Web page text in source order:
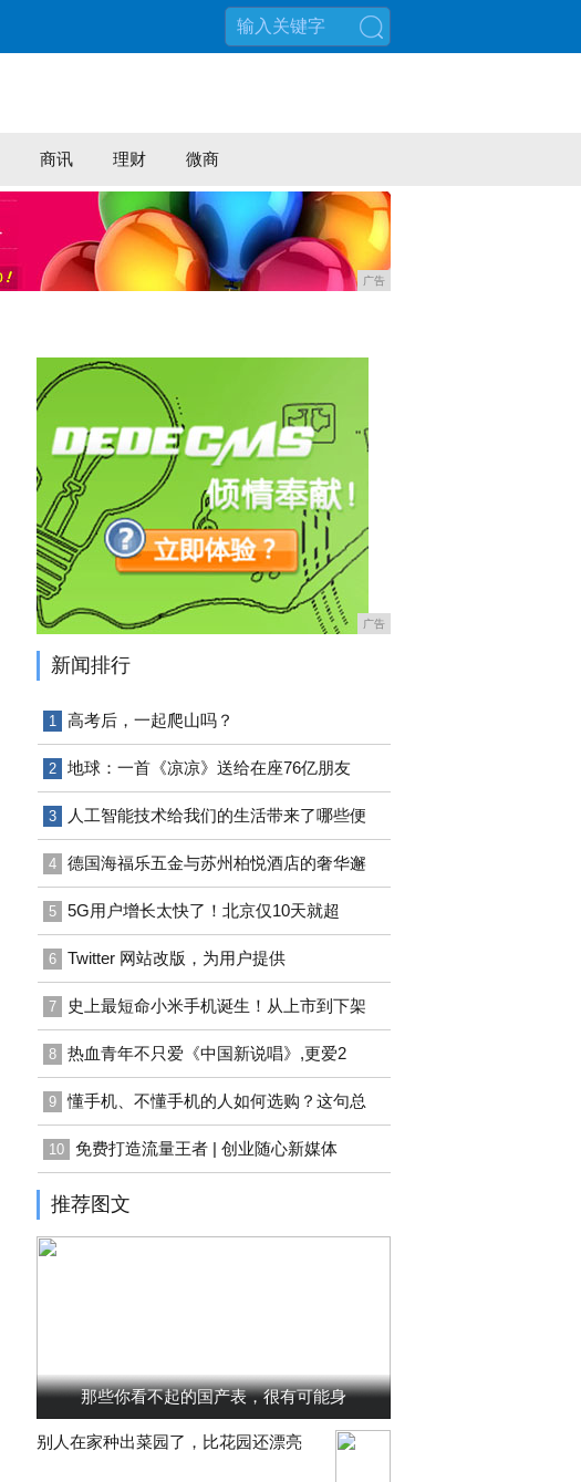
商讯 理财 微商
广告
广告
新闻排行
1 高考后，一起爬山吗？
2 地球：一首《凉凉》送给在座76亿朋友
3 人工智能技术给我们的生活带来了哪些便
4 德国海福乐五金与苏州柏悦酒店的奢华邂
5 5G用户增长太快了！北京仅10天就超
6 Twitter 网站改版，为用户提供
7 史上最短命小米手机诞生！从上市到下架
8 热血青年不只爱《中国新说唱》,更爱2
9 懂手机、不懂手机的人如何选购？这句总
10 免费打造流量王者 | 创业随心新媒体
推荐图文
那些你看不起的国产表，很有可能身
别人在家种出菜园了，比花园还漂亮